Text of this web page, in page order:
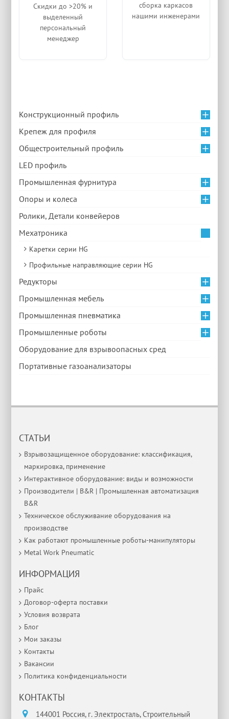
Скидки до >20% и
выделенный
персональный
менеджер
сборка каркасов
нашими инженерами
Конструкционный профиль
Крепеж для профиля
Общестроительный профиль
LED профиль
Промышленная фурнитура
Опоры и колеса
Ролики, Детали конвейеров
Мехатроника
Каретки серии HG
Профильные направляющие серии HG
Редукторы
Промышленная мебель
Промышленная пневматика
Промышленные роботы
Оборудование для взрывоопасных сред
Портативные газоанализаторы
СТАТЬИ
Взрывозащищенное оборудование: классификация,
маркировка, применение
Интерактивное оборудование: виды и возможности
Производители | B&R | Промышленная автоматизация
B&R
Техническое обслуживание оборудования на
производстве
Как работают промышленные роботы-манипуляторы
Metal Work Pneumatic
ИНФОРМАЦИЯ
Прайс
Договор-оферта поставки
Условия возврата
Блог
Мои заказы
Контакты
Вакансии
Политика конфиденциальности
КОНТАКТЫ
144001 Россия, г. Электросталь, Строительный